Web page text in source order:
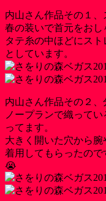
内山さん作品その１、
春の装いで首元をおし
タテ糸の中ほどにス
としています。
内山さん作品その２、
ノープランで織って
ってます。
大きく開いた穴から
着用してもらったの
😭